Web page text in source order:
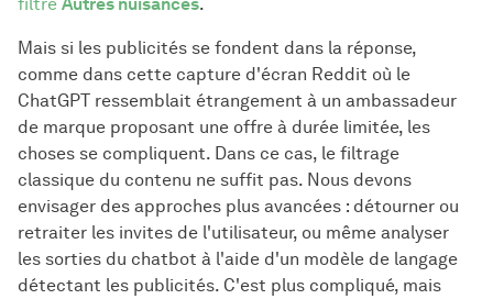
Mais si les publicités se fondent dans la réponse,
comme dans cette capture d'écran Reddit où le
ChatGPT ressemblait étrangement à un ambassadeur
de marque proposant une offre à durée limitée, les
choses se compliquent. Dans ce cas, le filtrage
classique du contenu ne suffit pas. Nous devons
envisager des approches plus avancées : détourner ou
retraiter les invites de l'utilisateur, ou même analyser
les sorties du chatbot à l'aide d'un modèle de langage
détectant les publicités. C'est plus compliqué, mais